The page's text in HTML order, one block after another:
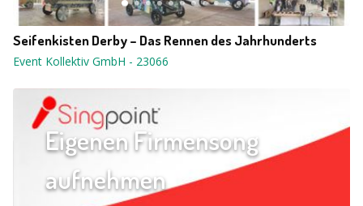
Seifenkisten Derby – Das Rennen des Jahrhunderts
Event Kollektiv GmbH - 23066
Eigenen Firmensong
aufnehmen